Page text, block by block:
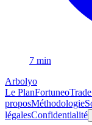
7 min
Arbolyo
Le PlanFortuneo
proposMéthodologie
légalesConfidentialité